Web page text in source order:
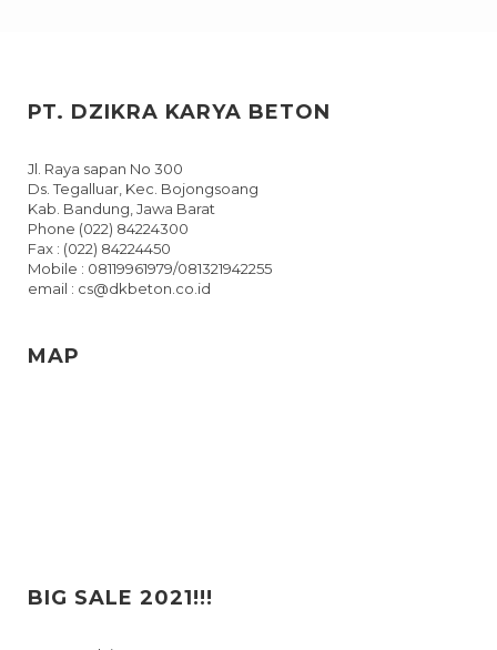
PT. DZIKRA KARYA BETON
Jl. Raya sapan No 300
Ds. Tegalluar, Kec. Bojongsoang
Kab. Bandung, Jawa Barat
Phone (022) 84224300
Fax : (022) 84224450
Mobile : 08119961979/081321942255
email : cs@dkbeton.co.id
MAP
BIG SALE 2021!!!